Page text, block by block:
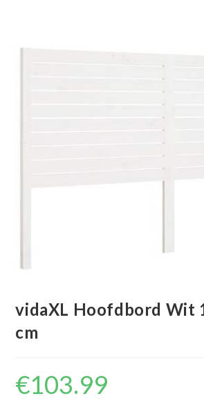
vidaXL Hoofdbord Wit
cm
€103.99